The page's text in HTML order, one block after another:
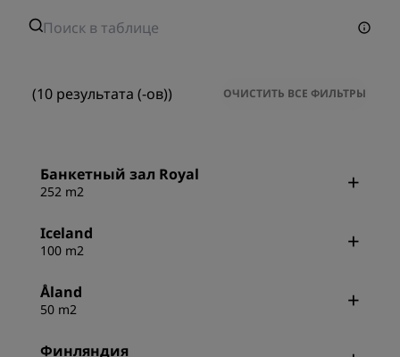
(10 результата (-ов)) ОЧИСТИТЬ ВСЕ ФИЛЬТРЫ
Банкетный зал Royal
252 m2
Iceland
100 m2
Åland
50 m2
Финляндия